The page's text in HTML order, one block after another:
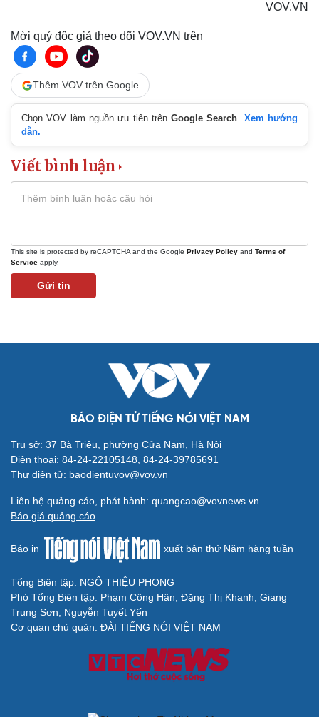
Cải chính
VOV.VN
Mời quý độc giả theo dõi VOV.VN trên
Thêm VOV trên Google
Chọn VOV làm nguồn ưu tiên trênGoogle Search. Xem hướng
dẫn.
Viết bình luận
This site is protected by reCAPTCHA and the Google Privacy Policy and Terms of
Service apply.
Gửi tin
BÁO ĐIỆN TỬ TIẾNG NÓI VIỆT NAM
Trụ sở: 37 Bà Triệu, phường Cửa Nam, Hà Nội
Điện thoại: 84-24-22105148, 84-24-39785691
Thư điện tử: baodientuvov@vov.vn
Liên hệ quảng cáo, phát hành: quangcao@vovnews.vn
Báo giá quảng cáo
Báo in xuất bản thứ Năm hàng tuần
Tổng Biên tập: NGÔ THIỆU PHONG
Phó Tổng Biên tập: Phạm Công Hân, Đặng Thị Khanh, Giang
Trung Sơn, Nguyễn Tuyết Yến
Cơ quan chủ quản: ĐÀI TIẾNG NÓI VIỆT NAM